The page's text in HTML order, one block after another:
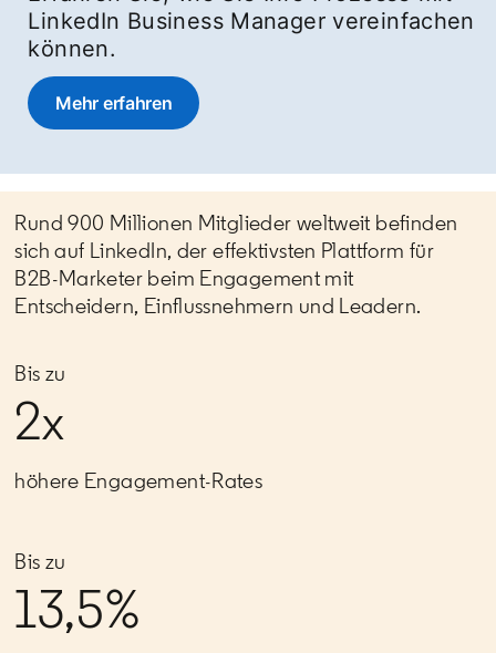
LinkedIn Business Manager vereinfachen
können.
Mehr erfahren
Rund 900 Millionen Mitglieder weltweit befinden
sich auf LinkedIn, der effektivsten Plattform für
B2B-Marketer beim Engagement mit
Entscheidern, Einflussnehmern und Leadern.
Bis zu
2x
höhere Engagement-Rates
Bis zu
13,5%